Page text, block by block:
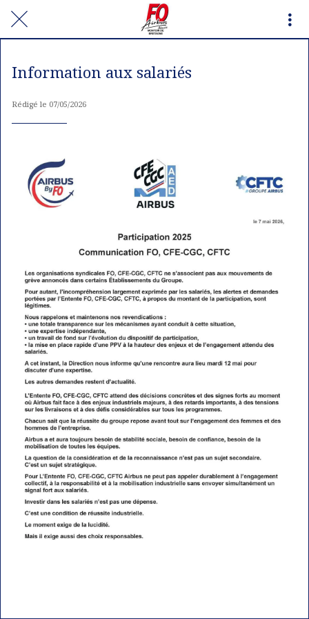
Information aux salariés
Rédigé le 07/05/2026